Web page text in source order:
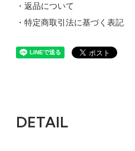
・返品について
・特定商取引法に基づく表記
DETAIL